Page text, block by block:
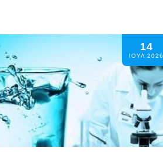
14
ΙΟΥΛ 2026
ΑΠΟΦΑΣΗ ΔΗΜΑΡΧΟΥ
170/2026 Συγκρότηση
Δημοτικής Επιτροπής
Δήμου Λειψών για τη
δεύτερη θητεία της
αυτοδιοικητικής